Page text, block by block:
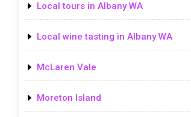
Local tours in Albany WA
Local wine tasting in Albany WA
McLaren Vale
Moreton Island